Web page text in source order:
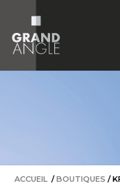
ACCUEIL / BOUTIQUES /